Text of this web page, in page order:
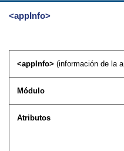
<appInfo>
<appInfo>(información de la
Módulo
Atributos